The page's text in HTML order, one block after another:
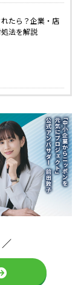
たら？企業・店
法を解説